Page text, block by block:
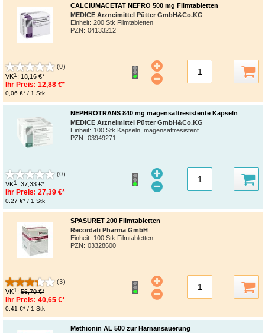
CALCIUMACETAT NEFRO 500 mg Filmtabletten
MEDICE Arzneimittel Pütter GmbH&Co.KG
Einheit: 200 Stk Filmtabletten
PZN: 04133212
(0)
VK1 : 18,16 €*
Ihr Preis: 12,88 €*
0,06 €* / 1 Stk
NEPHROTRANS 840 mg magensaftresistente Kapseln
MEDICE Arzneimittel Pütter GmbH&Co.KG
Einheit: 100 Stk Kapseln, magensaftresistent
PZN: 03949271
(0)
VK1: 37,33 €*
Ihr Preis: 27,39 €*
0,27 €* / 1 Stk
SPASURET 200 Filmtabletten
Recordati Pharma GmbH
Einheit: 100 Stk Filmtabletten
PZN: 03328600
(3)
VK1: 56,70 €*
Ihr Preis: 40,65 €*
0,41 €* / 1 Stk
Methionin AL 500 zur Harnansäuerung